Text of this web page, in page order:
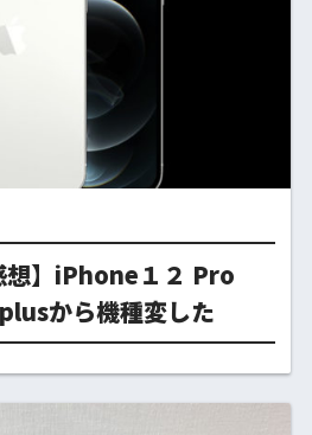
想】iPhone１２ Pro
から機種変した